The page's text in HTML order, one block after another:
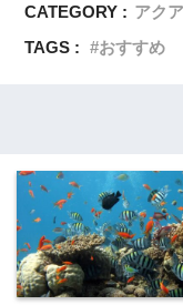
CATEGORY : アクア
TAGS :
おすすめ